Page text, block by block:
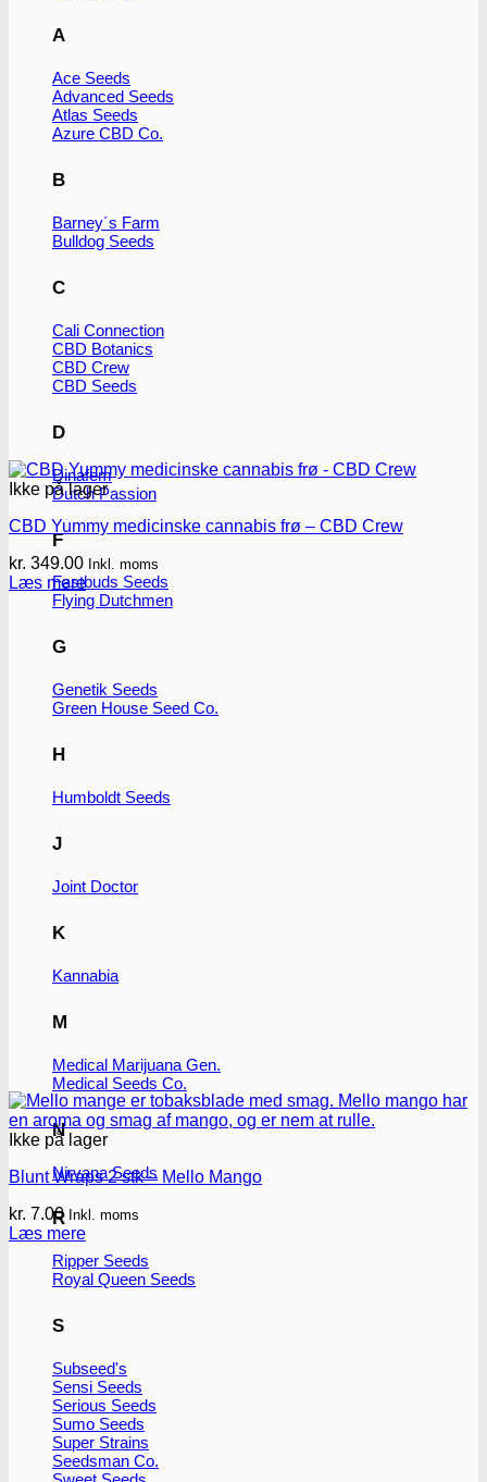
A
Ace Seeds
Advanced Seeds
Atlas Seeds
Azure CBD Co.
B
Barney´s Farm
Bulldog Seeds
C
Cali Connection
CBD Botanics
CBD Crew
CBD Seeds
D
Dinafem
Dutch Passion
F
Fastbuds Seeds
Flying Dutchmen
G
Genetik Seeds
Green House Seed Co.
H
Humboldt Seeds
J
Joint Doctor
K
Kannabia
M
Medical Marijuana Gen.
Medical Seeds Co.
N
Nirvana Seeds
R
Ripper Seeds
Royal Queen Seeds
S
Subseed's
Sensi Seeds
Serious Seeds
Sumo Seeds
Super Strains
Seedsman Co.
Mulighederne
vælges
varesiden
Ikke på lager
CBD Yummy medicinske cannabis frø – CBD Crew
kr. 349.00 Inkl. moms
Læs mere
Ikke på lager
Blunt Wraps 2 stk – Mello Mango
kr. 7.00 Inkl. moms
Læs mere